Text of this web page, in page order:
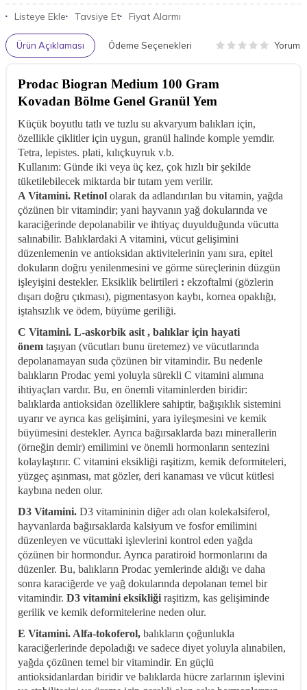
Listeye Ekle Tavsiye Et Fiyat Alarmı
Ürün Açıklaması Ödeme Seçenekleri Yorum
Prodac Biogran Medium 100 Gram
Kovadan Bölme Genel Granül Yem
Küçük boyutlu tatlı ve tuzlu su akvaryum balıkları için,
özellikle çiklitler için uygun, granül halinde komple yemdir.
Tetra, lepistes. plati, kılıçkuyruk v.b.
Kullanım: Günde iki veya üç kez, çok hızlı bir şekilde
tüketilebilecek miktarda bir tutam yem verilir.
A Vitamini. Retinol olarak da adlandırılan bu vitamin, yağda
çözünen bir vitamindir; yani hayvanın yağ dokularında ve
karaciğerinde depolanabilir ve ihtiyaç duyulduğunda vücutta
salınabilir. Balıklardaki A vitamini, vücut gelişimini
düzenlemenin ve antioksidan aktivitelerinin yanı sıra, epitel
dokuların doğru yenilenmesini ve görme süreçlerinin düzgün
işleyişini destekler. Eksiklik belirtileri : ekzoftalmi (gözlerin
dışarı doğru çıkması), pigmentasyon kaybı, kornea opaklığı,
iştahsızlık ve ödem, büyüme geriliği.
C Vitamini. L-askorbik asit , balıklar için hayati
önem taşıyan (vücutları bunu üretemez) ve vücutlarında
depolanamayan suda çözünen bir vitamindir. Bu nedenle
balıkların Prodac yemi yoluyla sürekli C vitamini alımına
ihtiyaçları vardır. Bu, en önemli vitaminlerden biridir:
balıklarda antioksidan özelliklere sahiptir, bağışıklık sistemini
uyarır ve ayrıca kas gelişimini, yara iyileşmesini ve kemik
büyümesini destekler. Ayrıca bağırsaklarda bazı minerallerin
(örneğin demir) emilimini ve önemli hormonların sentezini
kolaylaştırır. C vitamini eksikliği raşitizm, kemik deformiteleri,
yüzgeç aşınması, mat gözler, deri kanaması ve vücut kütlesi
kaybına neden olur.
D3 Vitamini. D3 vitamininin diğer adı olan kolekalsiferol,
hayvanlarda bağırsaklarda kalsiyum ve fosfor emilimini
düzenleyen ve vücuttaki işlevlerini kontrol eden yağda
çözünen bir hormondur. Ayrıca paratiroid hormonlarını da
düzenler. Bu, balıkların Prodac yemlerinde aldığı ve daha
sonra karaciğerde ve yağ dokularında depolanan temel bir
vitamindir. D3 vitamini eksikliği raşitizm, kas gelişiminde
gerilik ve kemik deformitelerine neden olur.
E Vitamini. Alfa-tokoferol, balıkların çoğunlukla
karaciğerlerinde depoladığı ve sadece diyet yoluyla alınabilen,
yağda çözünen temel bir vitamindir. En güçlü
antioksidanlardan biridir ve balıklarda hücre zarlarının işlevini